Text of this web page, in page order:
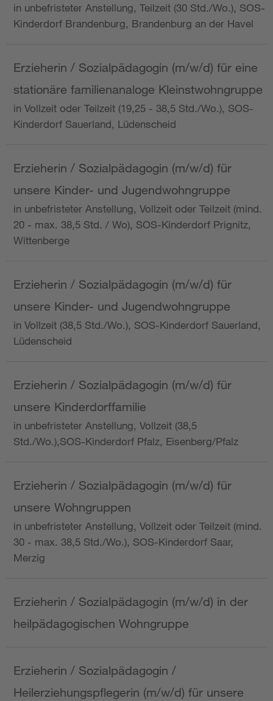
in unbefristeter Anstellung, Teilzeit (30 Std./Wo.), SOS-
Kinderdorf Brandenburg, Brandenburg an der Havel
Erzieherin / Sozialpädagogin (m/w/d) für eine
stationäre familienanaloge Kleinstwohngruppe
in Vollzeit oder Teilzeit (19,25 - 38,5 Std./Wo.), SOS-
Kinderdorf Sauerland, Lüdenscheid
Erzieherin / Sozialpädagogin (m/w/d) für
unsere Kinder- und Jugendwohngruppe
in unbefristeter Anstellung, Vollzeit oder Teilzeit (mind.
20 - max. 38,5 Std. / Wo), SOS-Kinderdorf Prignitz,
Wittenberge
Erzieherin / Sozialpädagogin (m/w/d) für
unsere Kinder- und Jugendwohngruppe
in Vollzeit (38,5 Std./Wo.), SOS-Kinderdorf Sauerland,
Lüdenscheid
Erzieherin / Sozialpädagogin (m/w/d) für
unsere Kinderdorffamilie
in unbefristeter Anstellung, Vollzeit (38,5
Std./Wo.),SOS-Kinderdorf Pfalz, Eisenberg/Pfalz
Erzieherin / Sozialpädagogin (m/w/d) für
unsere Wohngruppen
in unbefristeter Anstellung, Vollzeit oder Teilzeit (mind.
30 - max. 38,5 Std./Wo.), SOS-Kinderdorf Saar,
Merzig
Erzieherin / Sozialpädagogin (m/w/d) in der
heilpädagogischen Wohngruppe
Erzieherin / Sozialpädagogin /
Heilerziehungspflegerin (m/w/d) für unsere